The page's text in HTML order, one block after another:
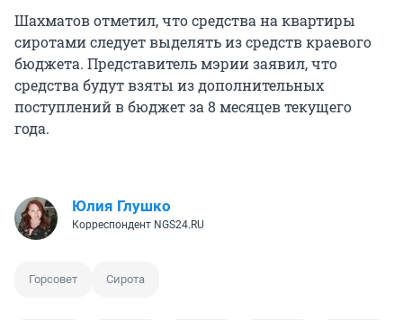
Шахматов отметил, что средства на квартиры
сиротами следует выделять из средств краевого
бюджета. Представитель мэрии заявил, что
средства будут взяты из дополнительных
поступлений в бюджет за 8 месяцев текущего
года.
Юлия Глушко
Корреспондент NGS24.RU
Горсовет Сирота